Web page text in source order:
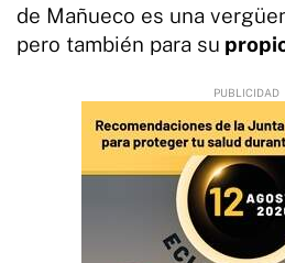
de Mañueco es una
pero también para su